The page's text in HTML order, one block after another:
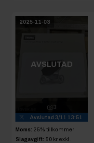
2025-11-03
AVSLUTAD
3
Avslutad 3/11 13:51
Moms: 25% tillkommer
Slagavgift: 50 kr exkl.